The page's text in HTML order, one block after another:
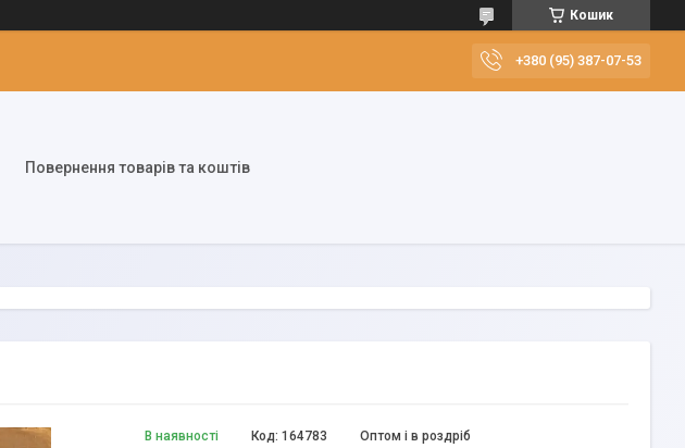
Кошик
+380 (95) 387-07-53
Повернення товарів та коштів
В наявності Оптом і в роздріб
Код: 164783